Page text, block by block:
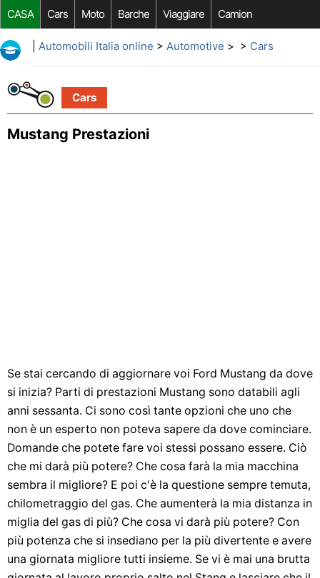
CASA Cars Moto Barche Viaggiare Camion
Riparazione Auto Acquisto Auto Car Opzioni Aftermarket
Automobili Italia online > Automotive > > Cars
Cars
Mustang Prestazioni
Se stai cercando di aggiornare voi Ford Mustang da dove
si inizia? Parti di prestazioni Mustang sono databili agli
anni sessanta. Ci sono così tante opzioni che uno che
non è un esperto non poteva sapere da dove cominciare.
Domande che potete fare voi stessi possano essere. Ciò
che mi darà più potere? Che cosa farà la mia macchina
sembra il migliore? E poi c'è la questione sempre temuta,
chilometraggio del gas. Che aumenterà la mia distanza in
miglia del gas di più? Che cosa vi darà più potere? Con
più potenza che si insediano per la più divertente e avere
una giornata migliore tutti insieme. Se vi è mai una brutta